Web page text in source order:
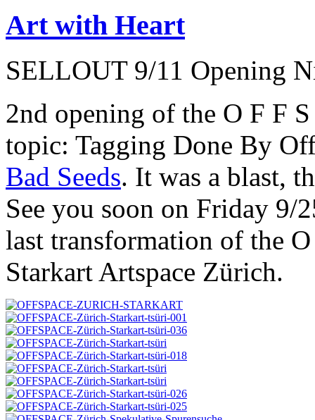
Art with Heart
SELLOUT 9/11 Opening
2nd opening of the O F F
topic: Tagging Done By
Bad Seeds. It was a blast,
See you soon on Friday
last transformation of the
Starkart Artspace Zürich.